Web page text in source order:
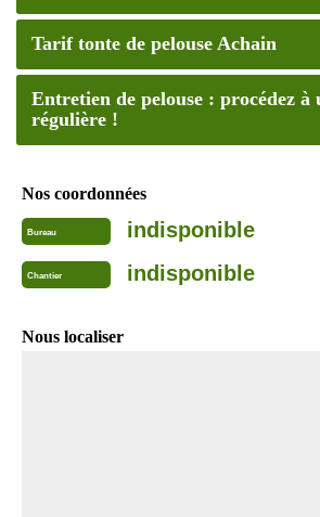
Tarif tonte de pelouse Achain
Entretien de pelouse : procédez à
régulière !
Nos coordonnées
Bureau indisponible
Chantier indisponible
Nous localiser